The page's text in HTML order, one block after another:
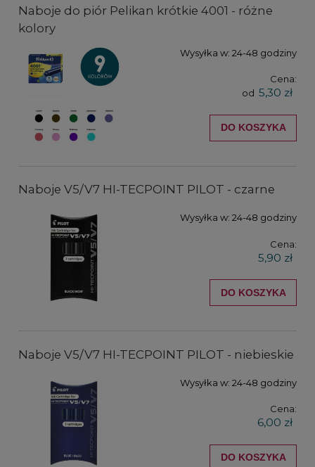
Naboje do piór Pelikan krótkie 4001 - różne
kolory
Wysyłka w: 24-48 godziny
Cena:
od 5,30 zł
DO KOSZYKA
Naboje V5/V7 HI-TECPOINT PILOT - czarne
Wysyłka w: 24-48 godziny
Cena:
5,90 zł
DO KOSZYKA
Naboje V5/V7 HI-TECPOINT PILOT - niebieskie
Wysyłka w: 24-48 godziny
Cena:
6,00 zł
DO KOSZYKA